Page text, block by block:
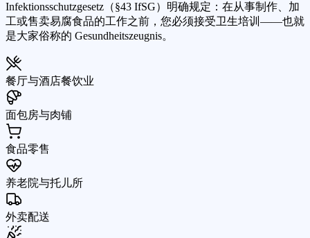
Infektionsschutzgesetz（§43 IfSG）明确规定：在从事制作、加
工或售卖易腐食品的工作之前，您必须接受卫生培训——也就
是大家俗称的 Gesundheitszeugnis。
餐厅与酒店餐饮业
面包房与肉铺
食品零售
养老院与托儿所
外卖配送